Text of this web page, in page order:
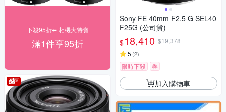
下殺95折⬅︎ 相機大特賣
滿1件享95折
Sony FE 40mm F2.5 G SEL40
F25G (公司貨)
$18,410 $19,378
5 (2)
限時下殺 券
加入購物車